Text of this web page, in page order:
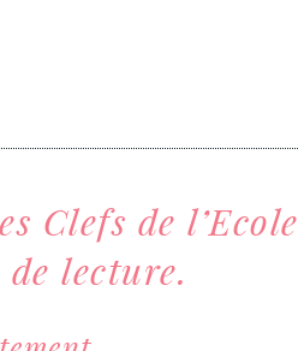
Clefs de l’Ecole
lecture.